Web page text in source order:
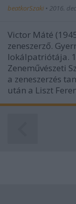
beatkorSzaki • 2016.
Victor Máté
zeneszerző.
lokálpatriótája.
Zeneművészeti
a zeneszerzés
után a Liszt